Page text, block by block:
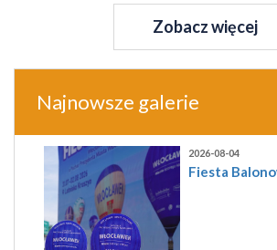
Zobacz więcej
Najnowsze galerie
2026-08-04
Fiesta